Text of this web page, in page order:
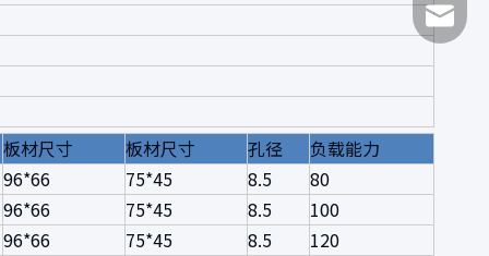
板材尺寸 板材尺寸 孔径
负载能力
96*66 75*45 8.5
80
96*66 75*45 8.5
100
96*66 75*45 8.5
120